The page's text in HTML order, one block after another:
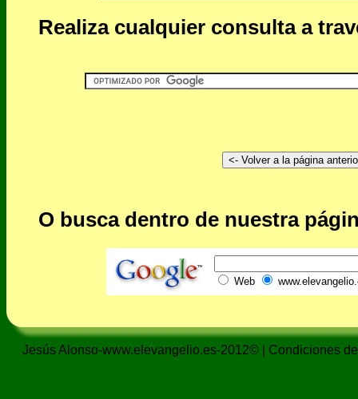
Realiza cualquier consulta a
O busca dentro de nuestra
Web
Jesús Alonso-www.elevangelio.es-2012© | Condiciones